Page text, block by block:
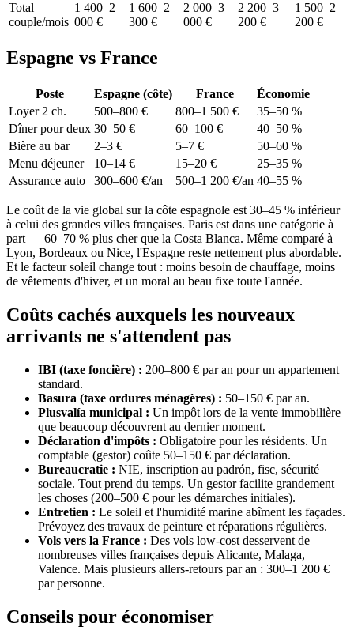
Total
couple/mois
1 400–2
000 €
1 600–2
300 €
2 000–3
000 €
2 200–3
200 €
1 500–2
200 €
Espagne vs France
Poste Espagne (côte) France
Économie
Loyer 2 ch.
500–800 € 800–1 500 €
35–50 %
Dîner pour deux 30–50 € 60–100 €
40–50 %
Bière au bar
2–3 € 5–7 €
50–60 %
Menu déjeuner
10–14 € 15–20 €
25–35 %
Assurance auto
300–600 €/an 500–1 200 €/an 40–55 %
Le coût de la vie global sur la côte espagnole est 30–45 % inférieur
à celui des grandes villes françaises. Paris est dans une catégorie à
part — 60–70 % plus cher que la Costa Blanca. Même comparé à
Lyon, Bordeaux ou Nice, l'Espagne reste nettement plus abordable.
Et le facteur soleil change tout : moins besoin de chauffage, moins
de vêtements d'hiver, et un moral au beau fixe toute l'année.
Coûts cachés auxquels les nouveaux
arrivants ne s'attendent pas
IBI (taxe foncière) : 200–800 € par an pour un appartement
standard.
Basura (taxe ordures ménagères) : 50–150 € par an.
Plusvalía municipal : Un impôt lors de la vente immobilière
que beaucoup découvrent au dernier moment.
Déclaration d'impôts : Obligatoire pour les résidents. Un
comptable (gestor) coûte 50–150 € par déclaration.
Bureaucratie : NIE, inscription au padrón, fisc, sécurité
sociale. Tout prend du temps. Un gestor facilite grandement
les choses (200–500 € pour les démarches initiales).
Entretien : Le soleil et l'humidité marine abîment les façades.
Prévoyez des travaux de peinture et réparations régulières.
Vols vers la France : Des vols low-cost desservent de
nombreuses villes françaises depuis Alicante, Malaga,
Valence. Mais plusieurs allers-retours par an : 300–1 200 €
par personne.
Conseils pour économiser